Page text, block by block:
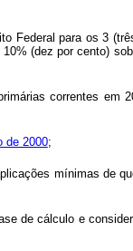
Federal para os 3
(dez por cento)
correntes em
de 2000;
mínimas de
de cálculo e